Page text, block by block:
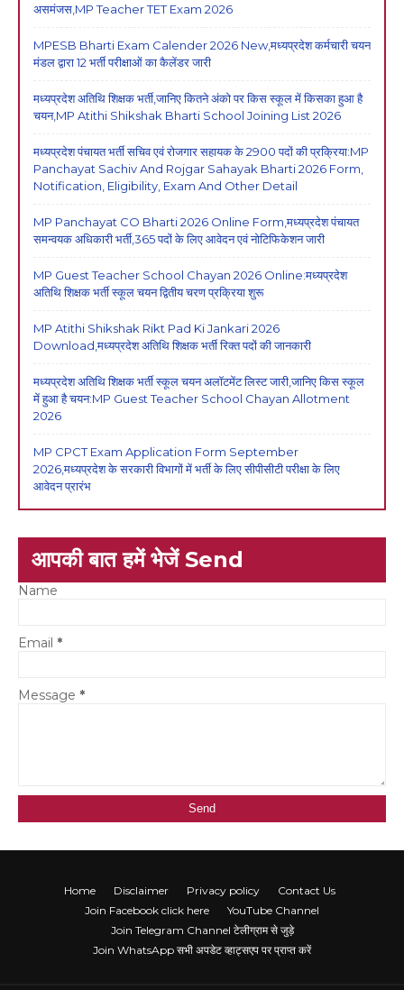
असमंजस,MP Teacher TET Exam 2026
MPESB Bharti Exam Calender 2026 New,मध्यप्रदेश कर्मचारी चयन
मंडल द्वारा 12 भर्ती परीक्षाओं का कैलेंडर जारी
मध्यप्रदेश अतिथि शिक्षक भर्ती,जानिए कितने अंको पर किस स्कूल में किसका हुआ है
चयन,MP Atithi Shikshak Bharti School Joining List 2026
मध्यप्रदेश पंचायत भर्ती सचिव एवं रोजगार सहायक के 2900 पदों की प्रक्रिया:MP
Panchayat Sachiv And Rojgar Sahayak Bharti 2026 Form,
Notification, Eligibility, Exam And Other Detail
MP Panchayat CO Bharti 2026 Online Form,मध्यप्रदेश पंचायत
समन्वयक अधिकारी भर्ती,365 पदों के लिए आवेदन एवं नोटिफिकेशन जारी
MP Guest Teacher School Chayan 2026 Online:मध्यप्रदेश
अतिथि शिक्षक भर्ती स्कूल चयन द्वितीय चरण प्रक्रिया शुरू
MP Atithi Shikshak Rikt Pad Ki Jankari 2026
Download,मध्यप्रदेश अतिथि शिक्षक भर्ती रिक्त पदों की जानकारी
मध्यप्रदेश अतिथि शिक्षक भर्ती स्कूल चयन अलॉटमेंट लिस्ट जारी,जानिए किस स्कूल
में हुआ है चयन:MP Guest Teacher School Chayan Allotment
2026
MP CPCT Exam Application Form September
2026,मध्यप्रदेश के सरकारी विभागों में भर्ती के लिए सीपीसीटी परीक्षा के लिए
आवेदन प्रारंभ
आपकी बात हमें भेजें Send
Name
Email *
Message *
Home Disclaimer Privacy policy
Contact Us
Join Facebook click here
YouTube Channel
Join Telegram Channel टेलीग्राम से जुड़े
Join WhatsApp सभी अपडेट व्हाट्सएप पर प्राप्त करें